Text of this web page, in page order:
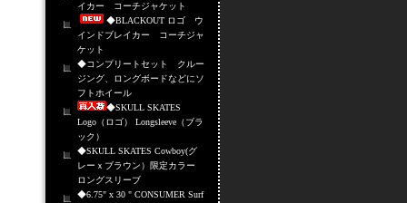
イカー コーチジャケット
◆BLACKOUT ロゴ ウ
インドブレイカー コーチジャ
ケット
◆コンプリートセット クルー
ジング、ロングボードなどにソ
フトホイール
◆SKULL SKATES
Logo（ロゴ） Longsleeve（ブラ
ック）
◆SKULL SKATES Cowboy(グ
レーｘブラウン）限定カラー
ロングスリーブ
◆6.75" x 30 " CONSUMER Surf